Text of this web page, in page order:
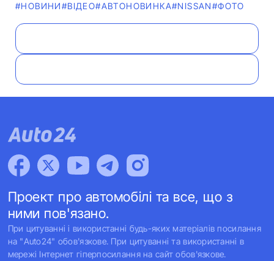
#НОВИНИ#ВІДЕО#АВТОНОВИНКА#NISSAN#ФОТО
Проект про автомобілі та все, що з
ними пов'язано.
При цитуванні і використанні будь-яких матеріалів посилання
на "Auto24" обов'язкове. При цитуванні та використанні в
мережі Інтернет гіперпосилання на сайт обов'язкове.